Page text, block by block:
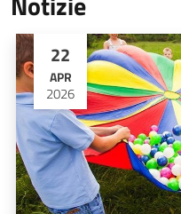
22
APR
2026